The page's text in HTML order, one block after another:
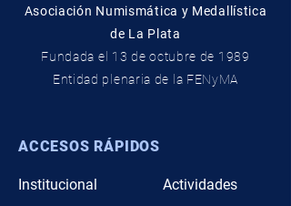
Asociación Numismática y Medallística
de La Plata
Fundada el 13 de octubre de 1989
Entidad plenaria de la FENyMA
ACCESOS RÁPIDOS
Institucional Actividades